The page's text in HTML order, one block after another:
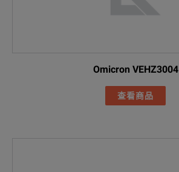
Omicron VEHZ3004
查看商品